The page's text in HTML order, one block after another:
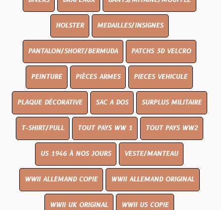
HOLSTER MEDAILLES/INSIGNES
PANTALON/SHORT/BERMUDA PATCHS 3D VELCRO
PEINTURE PIÈCES ARMES PIECES VEHICULE
PLAQUE DÉCORATIVE SAC A DOS SURPLUS MILITAIRE
T-SHIRT/PULL TOUT PAYS WW 1 TOUT PAYS WW2
US 1946 À NOS JOURS VESTE/MANTEAU
WWII ALLEMAND COPIE WWII ALLEMAND ORIGINAL
WWII UK ORIGINAL WWII US COPIE